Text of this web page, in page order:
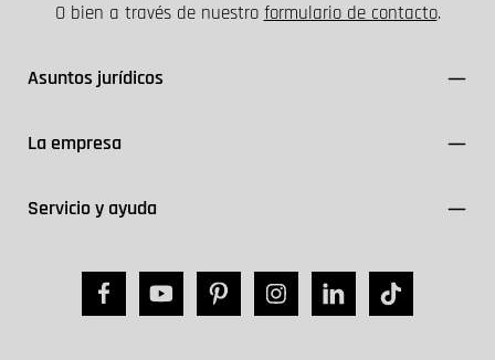
O bien a través de nuestro formulario de contacto.
Asuntos jurídicos
La empresa
Servicio y ayuda